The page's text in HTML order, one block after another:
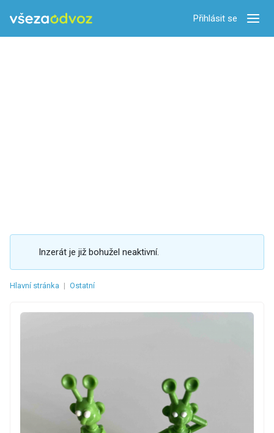
Přihlásit se
Inzerát je již bohužel neaktivní.
Hlavní stránka | Ostatní